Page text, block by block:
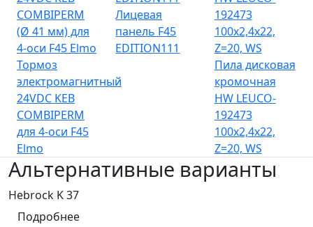
COMBIPERM
(Ø 41 мм) для
4-оси F45 Elmo
Тормоз
электромагнитный
24VDC KEB
COMBIPERM
для 4-оси F45
Elmo
Лицевая
панель F45
EDITION111
192473
100х2,4х22,
Z=20, WS
Пила дисковая
кромочная
HW LEUCO-
192473
100х2,4х22,
Z=20, WS
Альтернативные варианты
Hebrock K 37
Подробнее